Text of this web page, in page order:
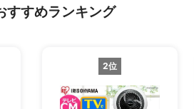
すすめランキング
2位